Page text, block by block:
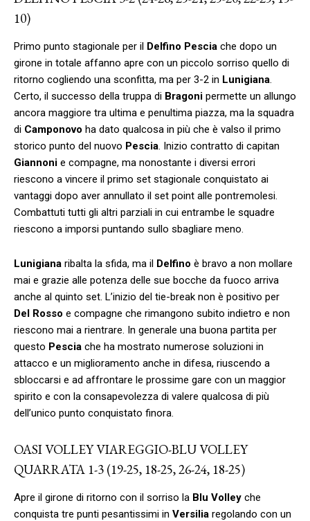
10)
Primo punto stagionale per il Delfino Pescia che dopo un
girone in totale affanno apre con un piccolo sorriso quello di
ritorno cogliendo una sconfitta, ma per 3-2 in Lunigiana.
Certo, il successo della truppa di Bragoni permette un allungo
ancora maggiore tra ultima e penultima piazza, ma la squadra
di Camponovo ha dato qualcosa in più che è valso il primo
storico punto del nuovo Pescia. Inizio contratto di capitan
Giannoni e compagne, ma nonostante i diversi errori
riescono a vincere il primo set stagionale conquistato ai
vantaggi dopo aver annullato il set point alle pontremolesi.
Combattuti tutti gli altri parziali in cui entrambe le squadre
riescono a imporsi puntando sullo sbagliare meno.
Lunigiana ribalta la sfida, ma il Delfino è bravo a non mollare
mai e grazie alle potenza delle sue bocche da fuoco arriva
anche al quinto set. L’inizio del tie-break non è positivo per
Del Rosso e compagne che rimangono subito indietro e non
riescono mai a rientrare. In generale una buona partita per
questo Pescia che ha mostrato numerose soluzioni in
attacco e un miglioramento anche in difesa, riuscendo a
sbloccarsi e ad affrontare le prossime gare con un maggior
spirito e con la consapevolezza di valere qualcosa di più
dell’unico punto conquistato finora.
OASI VOLLEY VIAREGGIO-BLU VOLLEY
QUARRATA 1-3 (19-25, 18-25, 26-24, 18-25)
Apre il girone di ritorno con il sorriso la Blu Volley che
conquista tre punti pesantissimi in Versilia regolando con un